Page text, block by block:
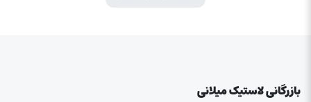
بازرگانی لاستیک میلانی